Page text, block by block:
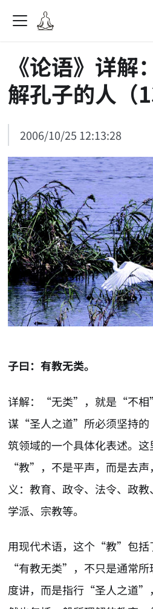
《论语》详解
解孔子的人（
2006/10/25 12:13:28
子曰：有教无类。
详解：“无类”，就是“不相
谋“圣人之道”所必须坚持
筑领域的一个具体化表述。
“教”，不是平声，而是去
义：教育、政令、法令、政
学派、宗教等。
用现代术语，这个“教”包括
“有教无类”，不只是通常所
度讲，而是指行“圣人之道”